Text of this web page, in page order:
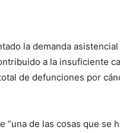
la demanda
a la insuficiente
de defunciones por
de las cosas que